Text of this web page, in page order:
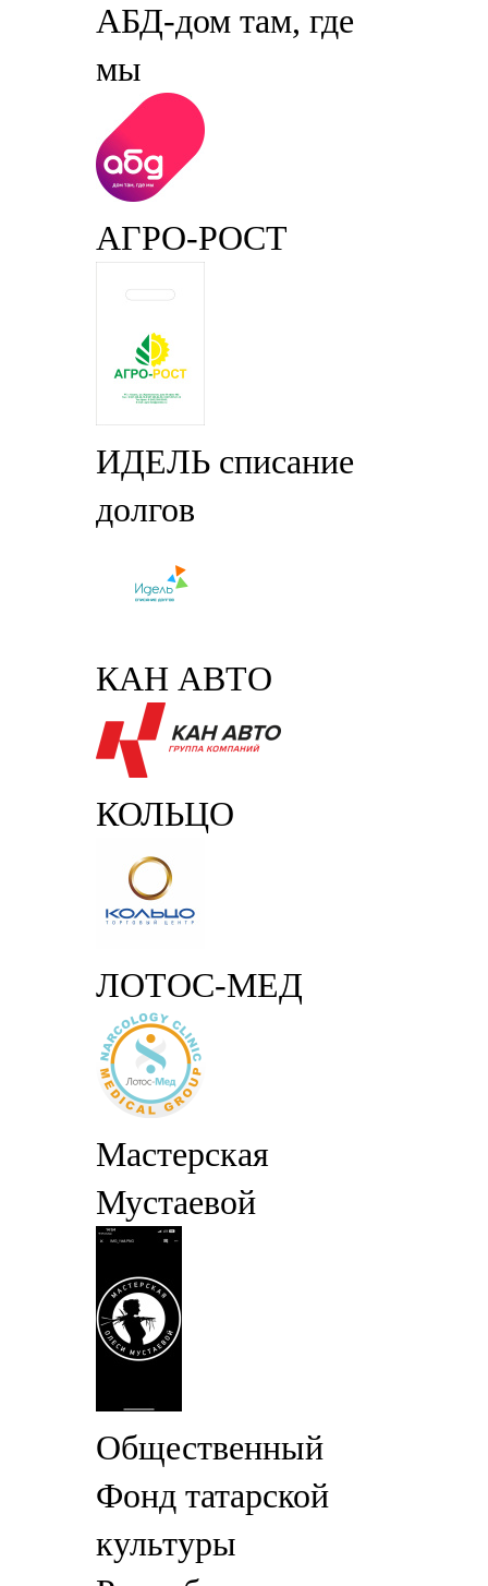
АБД-дом там, где
мы
АГРО-РОСТ
ИДЕЛЬ списание
долгов
КАН АВТО
КОЛЬЦО
ЛОТОС-МЕД
Мастерская
Мустаевой
Общественный
Фонд татарской
культуры